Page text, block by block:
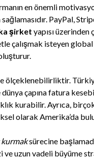
en önemli
PayPal,
şirket yapısı
çalışmak isteyen
ölçeklenebilirliktir.
çapına fatura
kurabilir. Ayrıca,
olarak Amerika’da
sürecine
uzun vadeli büyüme